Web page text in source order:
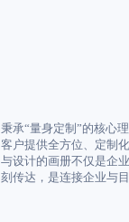
秉承“量身定制”的核心
客户提供全方位、定制
与设计的画册不仅是企
刻传达，是连接企业与